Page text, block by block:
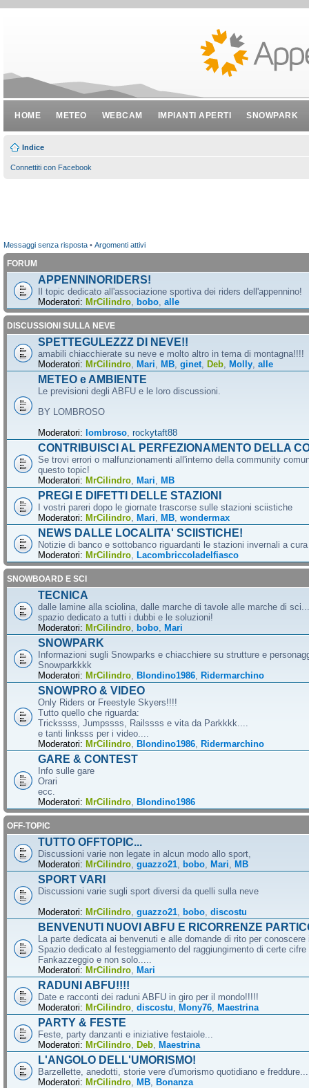
HOME METEO WEBCAM IMPIANTI APERTI SNOWPARK
Indice
Connettiti con Facebook
Messaggi senza risposta • Argomenti attivi
FORUM
APPENNINORIDERS!
Il topic dedicato all'associazione sportiva dei riders dell'appennino!
Moderatori: MrCilindro bobo alle
DISCUSSIONI SULLA NEVE
SPETTEGULEZZZ DI NEVE!!
amabili chiacchierate su neve e molto altro in tema di montagna!!!!
Moderatori: MrCilindro Mari MB ginet Deb Molly alle
METEO e AMBIENTE
Le previsioni degli ABFU e le loro discussioni.
BY LOMBROSO
Moderatori: lombroso rockytaft88
CONTRIBUISCI AL PERFEZIONAMENTO DELLA
Se trovi errori o malfunzionamenti all'interno della community
questo topic!
Moderatori: MrCilindro Mari MB
PREGI E DIFETTI DELLE STAZIONI
I vostri pareri dopo le giornate trascorse sulle stazioni sciistiche
Moderatori: MrCilindro Mari MB wondermax
NEWS DALLE LOCALITA' SCIISTICHE!
Notizie di banco e sottobanco riguardanti le stazioni invernali a
Moderatori: MrCilindro Lacombriccoladelfiasco
SNOWBOARD E SCI
TECNICA
dalle lamine alla sciolina, dalle marche di tavole alle marche di
spazio dedicato a tutti i dubbi e le soluzioni!
Moderatori: MrCilindro bobo Mari
SNOWPARK
Informazioni sugli Snowparks e chiacchiere su strutture e
Snowparkkkk
Moderatori: MrCilindro Blondino1986 Ridermarchino
SNOWPRO & VIDEO
Only Riders or Freestyle Skyers!!!!
Tutto quello che riguarda:
Trickssss, Jumpssss, Railssss e vita da Parkkkk....
e tanti linksss per i video....
Moderatori: MrCilindro Blondino1986 Ridermarchino
GARE & CONTEST
Info sulle gare
Orari
ecc.
Moderatori: MrCilindro Blondino1986
OFF-TOPIC
TUTTO OFFTOPIC...
Discussioni varie non legate in alcun modo allo sport,
Moderatori: MrCilindro guazzo21 bobo Mari MB
SPORT VARI
Discussioni varie sugli sport diversi da quelli sulla neve
Moderatori: MrCilindro guazzo21 bobo discostu
BENVENUTI NUOVI ABFU E RICORRENZE
La parte dedicata ai benvenuti e alle domande di rito per
Spazio dedicato al festeggiamento del raggiungimento di certe cifre
Fankazzeggio e non solo.....
Moderatori: MrCilindro Mari
RADUNI ABFU!!!!
Date e racconti dei raduni ABFU in giro per il mondo!!!!!
Moderatori: MrCilindro discostu Mony76 Maestrina
PARTY & FESTE
Feste, party danzanti e iniziative festaiole...
Moderatori: MrCilindro Deb Maestrina
L'ANGOLO DELL'UMORISMO!
Barzellette, anedotti, storie vere d'umorismo quotidiano e
Moderatori: MrCilindro MB Bonanza